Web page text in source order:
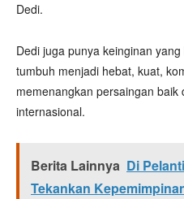
Dedi.
Dedi juga punya keinginan
tumbuh menjadi hebat, kuat,
memenangkan persaingan baik
internasional.
Berita Lainnya Di
Tekankan